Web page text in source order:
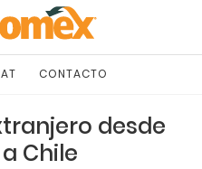
CONTACTO
desde
Chile